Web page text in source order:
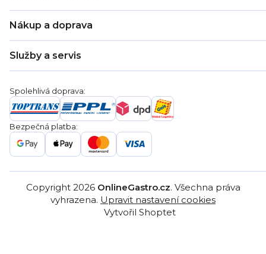
Kontakty
Věrnostní program
Blog
Nákup a doprava
Záruka
Ochrana osobních údajů
Reklamační řády
Služby a servis
Servis a reklamace
Poptávka
Gastro projekty
Značky
Gastro velkoobchod
Spolehlivá doprava:
Bezpečná platba:
Vytvořil Shoptet
Copyright 2026 OnlineGastro.cz. Všechna práva
vyhrazena. Upravit nastavení cookies